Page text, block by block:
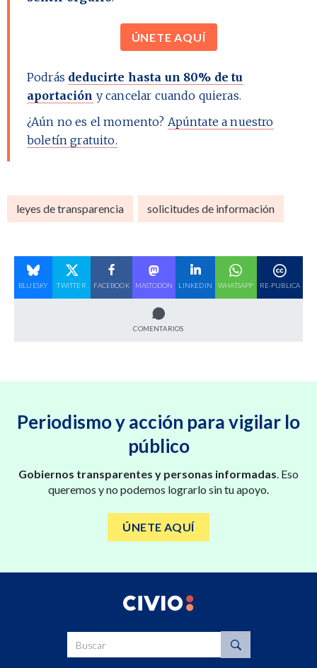
ÚNETE AQUÍ
Podrás deducirte hasta un 80% de tu
aportación y cancelar cuando quieras.
¿Aún no es el momento? Apúntate a nuestro
boletín gratuito.
leyes de transparencia solicitudes de información
BLUESKY TWITTER FACEBOOK MASTODON LINKEDIN WHATSAPP RE-PUBLICA
COMENTARIOS
Periodismo y acción para vigilar lo
público
Gobiernos transparentes y personas informadas. Eso
queremos y no podemos lograrlo sin tu apoyo.
ÚNETE AQUÍ